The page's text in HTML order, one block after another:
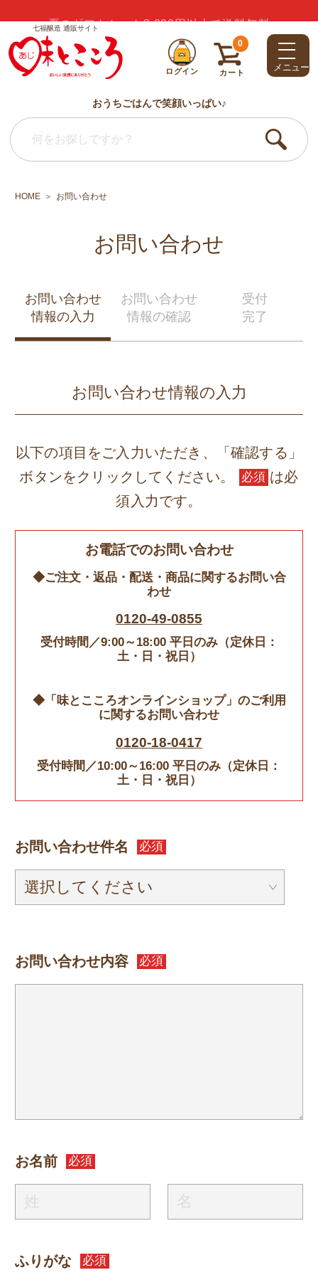
七福醸造 通販サイト
ログイン
0
カート メニュー
おうちごはんで笑顔いっぱい♪
HOME お問い合わせ
お問い合わせ
お問い合わせ
情報の入力
お問い合わせ
情報の確認
受付
完了
お問い合わせ情報の入力
以下の項目をご入力いただき、「確認する」
ボタンをクリックしてください。
必須 は必
須入力です。
お電話でのお問い合わせ
◆ご注文・返品・配送・商品に関するお問い合
わせ
0120-49-0855
受付時間／9:00～18:00 平日のみ（定休日：
土・日・祝日）
◆「味とこころオンラインショップ」のご利用
に関するお問い合わせ
0120-18-0417
受付時間／10:00～16:00 平日のみ（定休日：
土・日・祝日）
お問い合わせ件名 必須
お問い合わせ内容 必須
お名前 必須
ふりがな 必須